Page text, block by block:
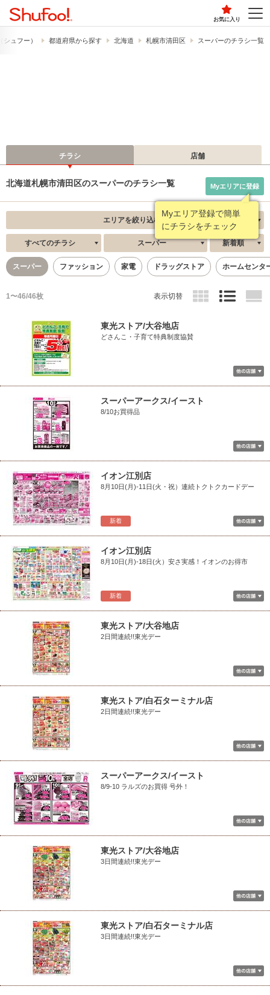
お気に入り
ュフー） 都道府県から探す 北海道 札幌市清田区 スーパーのチラシ一覧
チラシ 店舗
北海道札幌市清田区のスーパーのチラシ一覧 Myエリアに登録
エリアを絞り込む
すべてのチラシ スーパー 新着順
スーパー ファッション 家電 ドラッグストア ホームセンタ
1〜46/46枚 表示切替
東光ストア/大谷地店
どさんこ・子育て特典制度協賛
スーパーアークス/イースト
8/10お買得品
新着
イオン江別店
8月10日(月)-11日(火・祝）連続トクトクカードデー
新着
イオン江別店
8月10日(月)-18日(火）安さ実感！イオンのお得市
東光ストア/大谷地店
2日間連続!!東光デー
東光ストア/白石ターミナル店
2日間連続!!東光デー
スーパーアークス/イースト
8/9-10 ラルズのお買得 号外！
東光ストア/大谷地店
3日間連続!!東光デー
東光ストア/白石ターミナル店
3日間連続!!東光デー